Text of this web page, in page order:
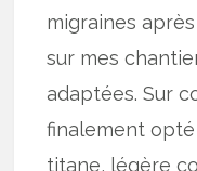
migraines
sur mes
adaptées. Sur
finalement
titane, légère